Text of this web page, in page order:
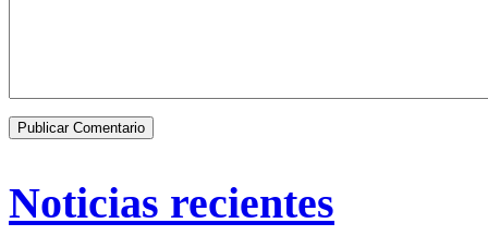
Noticias recientes